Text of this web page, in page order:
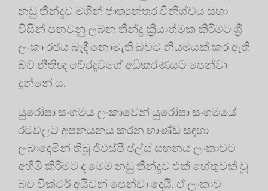
නඩු තීන්දුව මගින් ජාත්‍යන්තර විනිශ්චය සභා
විසින් පනවනු ලබන තීන්දු ක්‍රියාත්මක කිරීමට ශ්‍රී
ලංකා රජය බැඳී නොමැති බවට නියමයක් කර ඇති
බව නීතිඥ වේරදූවගේ අධිකරණයට පෙන්වා
දුන්නේ ය.
යුරෝපා සංගමය ලංකාවෙන් යුරෝපා සංගමයේ
රටවලට අපනයනය කරන භාණ්ඩ සඳහා
ලබාදෙමින් තිබූ ජීඑස්පී ප්ල්ස් සහනය ලංකාවට
අහිමි කිරීමට ද මෙම නඩු තීන්දුව එක් හේතුවක් වූ
බව වික්ටර් අයිවන් පෙන්වා දෙයි. ඒ ලංකාව